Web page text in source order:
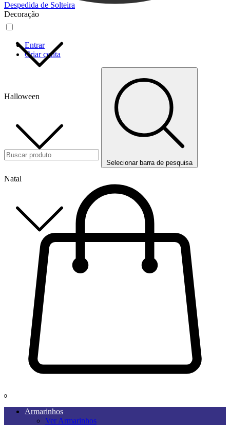
Despedida de Solteira
Decoração
Halloween
Natal
Entrar
Criar conta
Selecionar barra de pesquisa
0
Armarinhos
Ver Armarinhos